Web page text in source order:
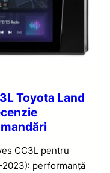
Toyota Land
CC3L pentru
2023): performanță